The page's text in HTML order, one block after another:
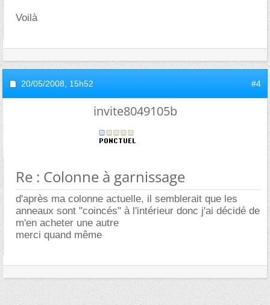
Voilà
20/05/2008, 15h52 #4
invite8049105b
Re : Colonne à garnissage
d'après ma colonne actuelle, il semblerait que les
anneaux sont "coincés" à l'intérieur donc j'ai décidé de
m'en acheter une autre
merci quand même